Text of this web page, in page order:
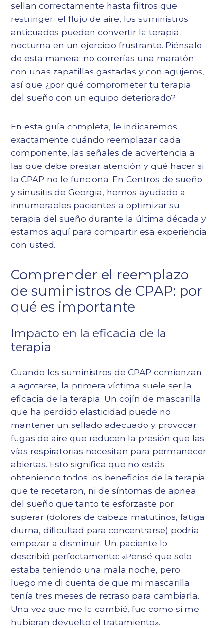
sellan correctamente hasta filtros que
restringen el flujo de aire, los suministros
anticuados pueden convertir la terapia
nocturna en un ejercicio frustrante. Piénsalo
de esta manera: no correrías una maratón
con unas zapatillas gastadas y con agujeros,
así que ¿por qué comprometer tu terapia
del sueño con un equipo deteriorado?
En esta guía completa, le indicaremos
exactamente cuándo reemplazar cada
componente, las señales de advertencia a
las que debe prestar atención y qué hacer si
la CPAP no le funciona. EnCentros de sueño
y sinusitis de Georgia, hemos ayudado a
innumerables pacientes a optimizar su
terapia del sueño durante la última década y
estamos aquí para compartir esa experiencia
con usted.
Comprender el reemplazo
de suministros de CPAP: por
qué es importante
Impacto en la eficacia de la
terapia
Cuando los suministros de CPAP comienzan
a agotarse, la primera víctima suele ser la
eficacia de la terapia. Un cojín de mascarilla
que ha perdido elasticidad puede no
mantener un sellado adecuado y provocar
fugas de aire que reducen la presión que las
vías respiratorias necesitan para permanecer
abiertas. Esto significa que no estás
obteniendo todos los beneficios de la terapia
que te recetaron, ni desíntomas de apnea
del sueño que tanto te esforzaste por
superar (dolores de cabeza matutinos, fatiga
diurna, dificultad para concentrarse) podría
empezar a disminuir. Un paciente lo
describió perfectamente: «Pensé que solo
estaba teniendo una mala noche, pero
luego me di cuenta de que mi mascarilla
tenía tres meses de retraso para cambiarla.
Una vez que me la cambié, fue como si me
hubieran devuelto el tratamiento».